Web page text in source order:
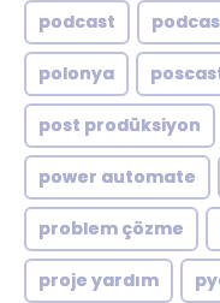
podcast
polonya
post prodüksiyon
power automate
problem çözme
proje yardım